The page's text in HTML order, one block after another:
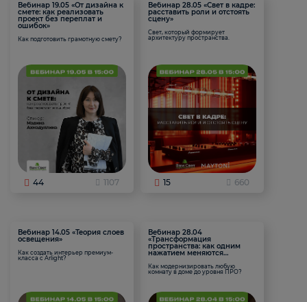
Вебинар 19.05 «От дизайна к
смете: как реализовать
проект без переплат и
ошибок»
Как подготовить грамотную смету?
44 1107
Вебинар 28.05 «Свет в кадре:
расставить роли и отстоять
сцену»
Свет, который формирует
архитектуру пространства.
15 660
Вебинар 14.05 «Теория слоев
освещения»
Как создать интерьер премиум-
класса с Arlight?
Вебинар 28.04
«Трансформация
пространства: как одним
нажатием меняются
Как модернизировать любую
комнату в доме до уровня ПРО?